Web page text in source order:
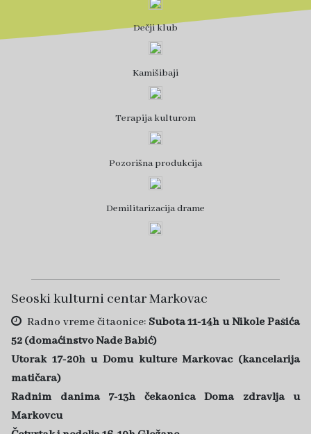
Dečji klub
Kamišibaji
Terapija kulturom
Pozorišna produkcija
Demilitarizacija drame
Seoski kulturni centar Markovac
Radno vreme čitaonice: Subota 11-14h u Nikole Pašića
52 (domaćinstvo Nade Babić)
Utorak 17-20h u Domu kulture Markovac (kancelarija
matičara)
Radnim danima 7-13h čekaonica Doma zdravlja u
Markovcu